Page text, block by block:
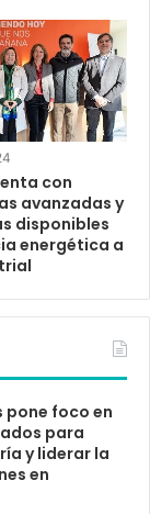
con
avanzadas y
disponibles
energética a
pone foco en
para
y liderar la
en